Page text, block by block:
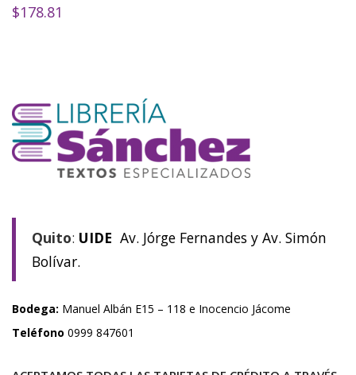
$178.81
Quito: UIDE Av. Jórge Fernandes y Av. Simón
Bolívar.
Bodega: Manuel Albán E15 – 118 e Inocencio Jácome
Teléfono 0999 847601